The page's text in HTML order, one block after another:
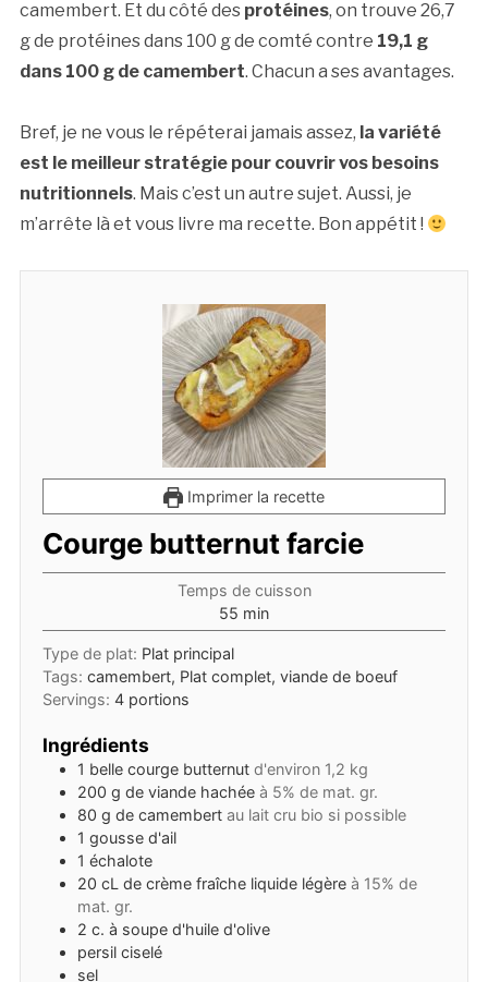
camembert. Et du côté des protéines, on trouve 26,7
g de protéines dans 100 g de comté contre 19,1 g
dans 100 g de camembert. Chacun a ses avantages.
Bref, je ne vous le répéterai jamais assez, la variété
est le meilleur stratégie pour couvrir vos besoins
nutritionnels. Mais c’est un autre sujet. Aussi, je
m’arrête là et vous livre ma recette. Bon appétit !
Imprimer la recette
Courge butternut farcie
Temps de cuisson
55 minutes
min
Type de plat: Plat principal
Tags: camembert, Plat complet, viande de boeuf
Servings: 4 portions
Ingrédients
1 belle courge butternut d'environ 1,2 kg
200 g de viande hachée à 5% de mat. gr.
80 g de camembert au lait cru bio si possible
1 gousse d'ail
1 échalote
20 cL de crème fraîche liquide légère à 15% de
mat. gr.
2 c. à soupe d'huile d'olive
persil ciselé
sel